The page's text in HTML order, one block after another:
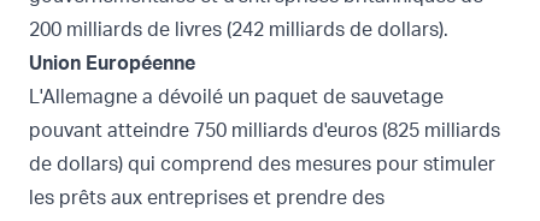
200 milliards de livres (242 milliards de dollars).
Union Européenne
L'Allemagne a dévoilé un paquet de sauvetage
pouvant atteindre 750 milliards d'euros (825 milliards
de dollars) qui comprend des mesures pour stimuler
les prêts aux entreprises et prendre des